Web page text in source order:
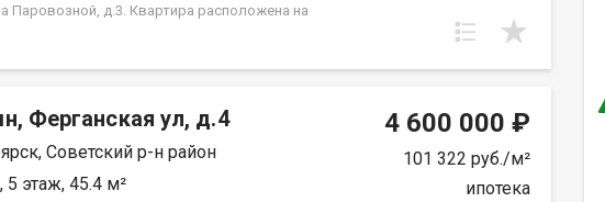
Паровозной, д.3. Квартира расположена на
во двор, высоко от земли. Квартира требует
вещей есть вместительная кладовка.
инфраструктура, в шаговой доступности школы,
Аэрокосмический колледж, автобусные
и все необходимое для комфортного
Ферганская ул, д.4
Советский р-н район
5 этаж, 45.4 м²
4 600 000 ₽
101 322 руб./м²
ипотека